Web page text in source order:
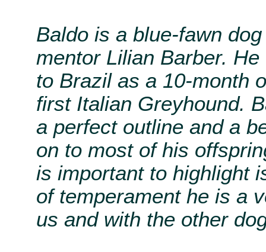
Baldo is a blue-fawn
mentor Lilian Barber.
to Brazil as a 10-month
first Italian Greyhound.
a perfect outline and a
on to most of his
is important to highlight
of temperament he is a
us and with the other